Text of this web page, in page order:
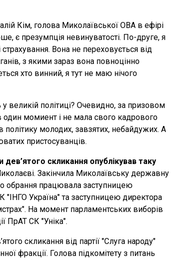
Кім, голова Миколаївської ОВА в ефірі
є презумпція невинуватості. По-друге, я
Вона не переховується від
з якими зараз вона повноцінно
хто винний, я тут не маю нічого
великій політиці? Очевидно, за призовом
один момиент і не мала свого кадрового
молодих, завзятих, небайдужих. А
пристосуванців.
дев’ятого скликання опублікував таку
Закінчила Миколаївську державну
обрання працювала заступницею
"ІНГО Україна" та заступницею директора
На момент парламентських виборів
ПрАТ СК "Уніка".
скликання від партії "Слуга народу"
фракції. Голова підкомітету з питань